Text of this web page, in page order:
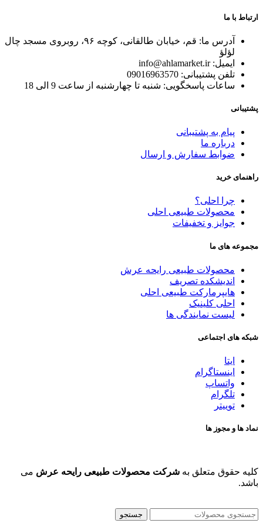
ارتباط با ما
آدرس ما: قم، خیابان طالقانی، کوچه ۹۶، روبروی مسجد چال
لؤلؤ
ایمیل: info@ahlamarket.ir
تلفن پشتیبانی: 09016963570
ساعات پاسخگویی: شنبه تا چهارشنبه از ساعت 9 الی 18
پشتیبانی
پیام به پشتیبانی
درباره ما
ضوابط سفارش و ارسال
راهنمای خرید
چرا احلی؟
محصولات طبیعی احلی
جوایز و تخفیفات
مجموعه های ما
محصولات طبیعی رایحه عرش
اندیشکده تصریف
هایپرمارکت طبیعی احلی
احلی کلینیک
لیست نمایندگی ها
شبکه های اجتماعی
ایتا
اینستاگرام
واتساپ
تلگرام
توییتر
نماد ها و مجوز ها
کلیه حقوق متعلق به شرکت محصولات طبیعی رایحه عرش می
باشد.
جستجو